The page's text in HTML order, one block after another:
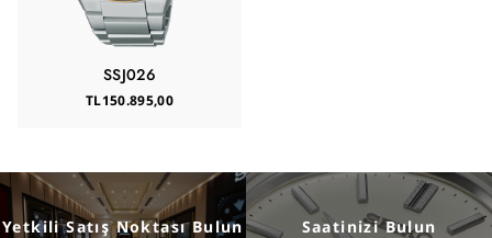
SSJ026
TL150.895,00
Yetkili Satış Noktası Bulun Saatinizi Bulun